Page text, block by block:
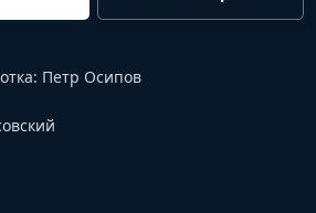
Петр Осипов